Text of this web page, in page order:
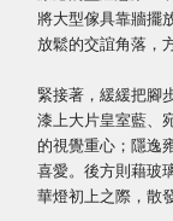
將大型傢具靠牆擺
放鬆的交誼角落，
緊接著，緩緩把腳
漆上大片皇室藍、
的視覺重心；隱逸
喜愛。後方則藉玻
華燈初上之際，散